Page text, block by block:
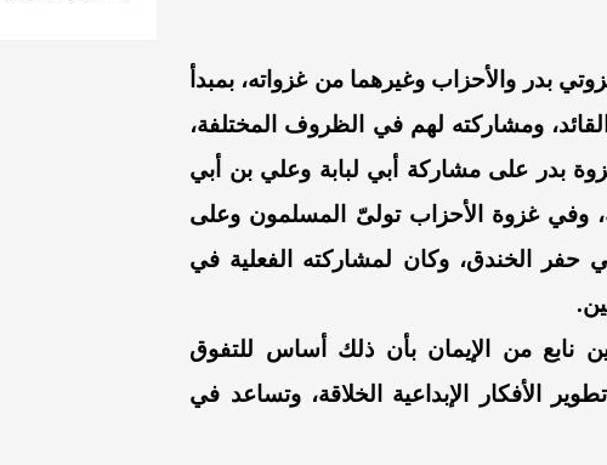
تيبدر والأحزاب وغيرهما من غزواته، بمبدأ
ومشاركته لهم في الظروف المختلفة،
بدر على مشاركة أبي لبابة وعلي بن أبي
، وفيغزوة الأحزاب تولى
لمسلمون وعلى
حفر الخندق، وكان لمشاركته
الفعلية في
.
نابع من الإيمان بأن ذلك أساس للتفوق
الأفكار الإبداعية الخلاقة، وتساعد في